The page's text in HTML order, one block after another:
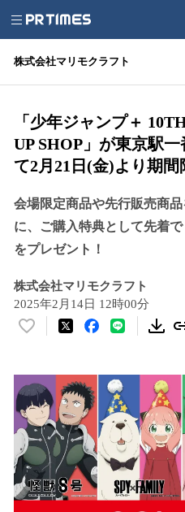
株式会社マリモクラフト
「少年ジャンプ＋
UP SHOP」が東京駅
て2月21日(金)より期間
会場限定商品や先行販売商
に、ご購入特典として先着
をプレゼント！
株式会社マリモクラフト
2025年2月14日 12時00分
い
！
数
を
読
み
込
み
中